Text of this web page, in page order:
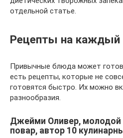
отдельной статье.
Рецепты на каждый
Привычные блюда может
есть рецепты, которые не
готовятся быстро. Их можно
разнообразия.
Джейми Оливер, молодой
повар, автор 10